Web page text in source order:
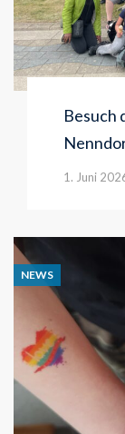
Besuch
1. Juni
NEWS